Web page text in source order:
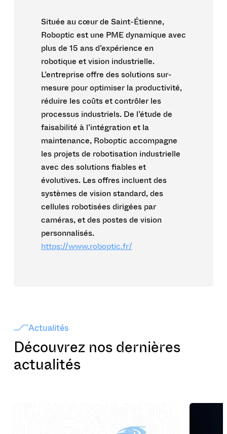
Située au cœur de Saint-Étienne,
Roboptic est une PME dynamique avec
plus de 15 ans d’expérience en
robotique et vision industrielle.
L’entreprise offre des solutions sur-
mesure pour optimiser la productivité,
réduire les coûts et contrôler les
processus industriels. De l’étude de
faisabilité à l’intégration et la
maintenance, Roboptic accompagne
les projets de robotisation industrielle
avec des solutions fiables et
évolutives. Les offres incluent des
systèmes de vision standard, des
cellules robotisées dirigées par
caméras, et des postes de vision
personnalisés.
https://www.roboptic.fr/
Actualités
Découvrez nos dernières
actualités